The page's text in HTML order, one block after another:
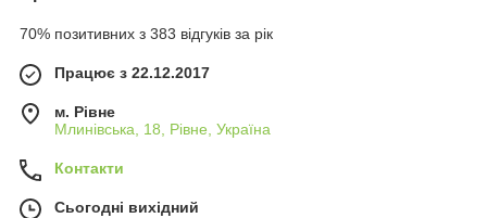
70% позитивних з 383 відгуків за рік
Працює з 22.12.2017
м. Рівне
Млинівська, 18, Рівне, Україна
Контакти
Сьогодні вихідний